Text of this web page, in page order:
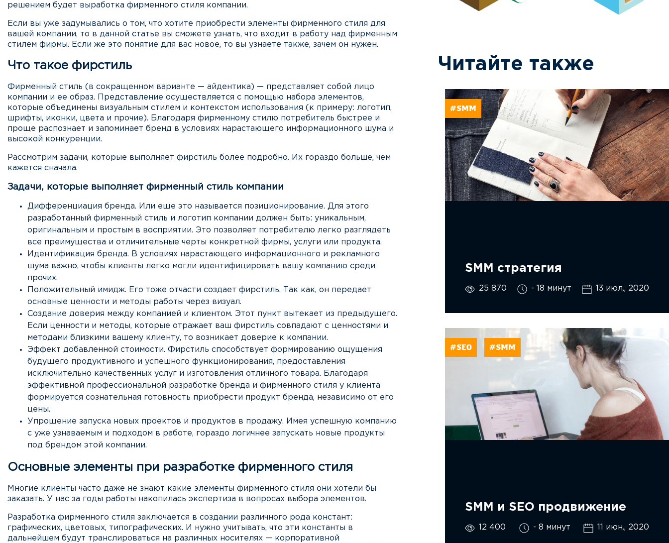
решением будет выработка фирменного стиля компании.
Если вы уже задумывались о том, что хотите приобрести элементы фирменного стиля для
вашей компании, то в данной статье вы сможете узнать, что входит в работу над фирменным
стилем фирмы. Если же это понятие для вас новое, то вы узнаете также, зачем он нужен.
Что такое фирстиль
Фирменный стиль (в сокращенном варианте — айдентика) — представляет собой лицо
компании и ее образ. Представление осуществляется с помощью набора элементов,
которые объединены визуальным стилем и контекстом использования (к примеру: логотип,
шрифты, иконки, цвета и прочие). Благодаря фирменному стилю потребитель быстрее и
проще распознает и запоминает бренд в условиях нарастающего информационного шума и
высокой конкуренции.
Рассмотрим задачи, которые выполняет фирстиль более подробно. Их гораздо больше, чем
кажется сначала.
Задачи, которые выполняет фирменный стиль компании
Дифференциация бренда. Или еще это называется позиционирование. Для этого
разработанный фирменный стиль и логотип компании должен быть: уникальным,
оригинальным и простым в восприятии. Это позволяет потребителю легко разглядеть
все преимущества и отличительные черты конкретной фирмы, услуги или продукта.
Идентификация бренда. В условиях нарастающего информационного и рекламного
шума важно, чтобы клиенты легко могли идентифицировать вашу компанию среди
прочих.
Положительный имидж. Его тоже отчасти создает фирстиль. Так как, он передает
основные ценности и методы работы через визуал.
Создание доверия между компанией и клиентом. Этот пункт вытекает из предыдущего.
Если ценности и методы, которые отражает ваш фирстиль совпадают с ценностями и
методами близкими вашему клиенту, то возникает доверие к компании.
Эффект добавленной стоимости. Фирстиль способствует формированию ощущения
будущего продуктивного и успешного функционирования, предоставления
исключительно качественных услуг и изготовления отличного товара. Благодаря
эффективной профессиональной разработке бренда и фирменного стиля у клиента
формируется сознательная готовность приобрести продукт бренда, независимо от его
цены.
Упрощение запуска новых проектов и продуктов в продажу. Имея успешную компанию
с уже узнаваемым и подходом в работе, гораздо логичнее запускать новые продукты
под брендом этой компании.
Основные элементы при разработке фирменного стиля
Многие клиенты часто даже не знают какие элементы фирменного стиля они хотели бы
заказать. У нас за годы работы накопилась экспертиза в вопросах выбора элементов.
Разработка фирменного стиля заключается в создании различного рода констант:
графических, цветовых, типографических. И нужно учитывать, что эти константы в
дальнейшем будут транслироваться на различных носителях — корпоративной
Читайте также
#SMM
SMM стратегия
25 870 - 18 минут 13 июл., 2020
#SEO #SMM
SMM и SEO продвижение
12 400 - 8 минут 11 июн., 2020